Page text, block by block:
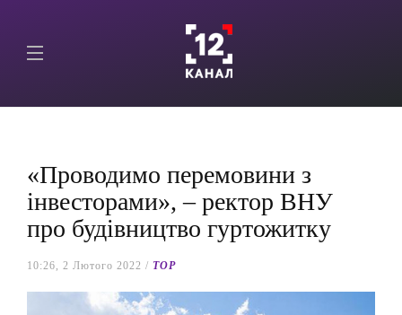
«Проводимо перемовини з
інвесторами», – ректор ВНУ
про будівництво гуртожитку
10:26, 2 Лютого 2022 / TOP